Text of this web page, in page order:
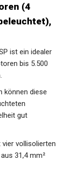
(4
ist ein idealer
bis 5.500
können diese
gut
vollisolierten
31,4 mm²